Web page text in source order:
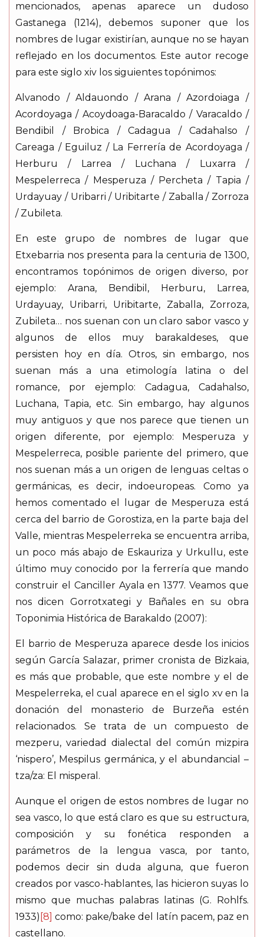
mencionados, apenas aparece un dudoso
Gastanega (1214), debemos suponer que los
nombres de lugar existirían, aunque no se hayan
reflejado en los documentos. Este autor recoge
para este siglo xiv los siguientes topónimos:
Alvanodo / Aldauondo / Arana / Azordoiaga /
Acordoyaga / Acoydoaga-Baracaldo / Varacaldo /
Bendibil / Brobica / Cadagua / Cadahalso /
Careaga / Eguiluz / La Ferrería de Acordoyaga /
Herburu / Larrea / Luchana / Luxarra /
Mespelerreca / Mesperuza / Percheta / Tapia /
Urdayuay / Uribarri / Uribitarte / Zaballa / Zorroza
/ Zubileta.
En este grupo de nombres de lugar que
Etxebarria nos presenta para la centuria de 1300,
encontramos topónimos de origen diverso, por
ejemplo: Arana, Bendibil, Herburu, Larrea,
Urdayuay, Uribarri, Uribitarte, Zaballa, Zorroza,
Zubileta… nos suenan con un claro sabor vasco y
algunos de ellos muy barakaldeses, que
persisten hoy en día. Otros, sin embargo, nos
suenan más a una etimología latina o del
romance, por ejemplo: Cadagua, Cadahalso,
Luchana, Tapia, etc. Sin embargo, hay algunos
muy antiguos y que nos parece que tienen un
origen diferente, por ejemplo: Mesperuza y
Mespelerreca, posible pariente del primero, que
nos suenan más a un origen de lenguas celtas o
germánicas, es decir, indoeuropeas. Como ya
hemos comentado el lugar de Mesperuza está
cerca del barrio de Gorostiza, en la parte baja del
Valle, mientras Mespelerreka se encuentra arriba,
un poco más abajo de Eskauriza y Urkullu, este
último muy conocido por la ferrería que mando
construir el Canciller Ayala en 1377. Veamos que
nos dicen Gorrotxategi y Bañales en su obra
Toponimia Histórica de Barakaldo (2007):
El barrio de Mesperuza aparece desde los inicios
según García Salazar, primer cronista de Bizkaia,
es más que probable, que este nombre y el de
Mespelerreka, el cual aparece en el siglo xv en la
donación del monasterio de Burzeña estén
relacionados. Se trata de un compuesto de
mezperu, variedad dialectal del común mizpira
‘nispero’, Mespilus germánica, y el abundancial –
tza/za: El misperal.
Aunque el origen de estos nombres de lugar no
sea vasco, lo que está claro es que su estructura,
composición y su fonética responden a
parámetros de la lengua vasca, por tanto,
podemos decir sin duda alguna, que fueron
creados por vasco-hablantes, las hicieron suyas lo
mismo que muchas palabras latinas (G. Rohlfs.
1933) [8] como: pake/bake del latín pacem, paz en
castellano.